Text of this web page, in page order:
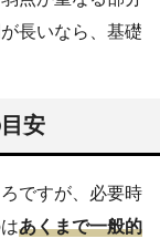
長いなら、基礎
安
ですが、必要時
あくまで一般的